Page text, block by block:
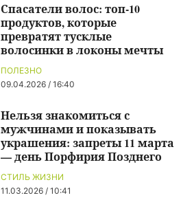
ПОЛЕЗНО
09.04.2026 / 16:40
Спасатели волос: топ-10
продуктов, которые
превратят тусклые
волосинки в локоны мечты
СТИЛЬ ЖИЗНИ
11.03.2026 / 10:41
Нельзя знакомиться с
мужчинами и показывать
украшения: запреты 11 марта
— день Порфирия Позднего